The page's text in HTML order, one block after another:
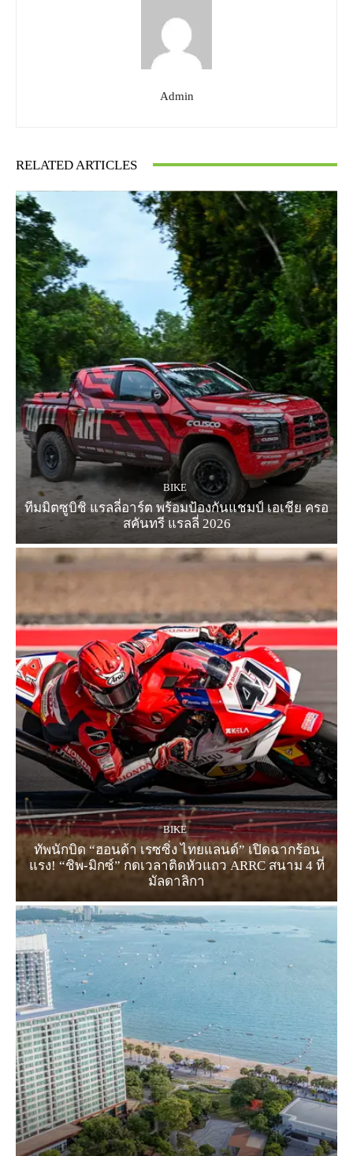
Admin
RELATED ARTICLES
BIKE
ทีมมิตซูบิชิ แรลลี่อาร์ต พร้อมป้องกันแชมป์ เอเชีย ครอ
สคันทรี แรลลี่ 2026
BIKE
ทัพนักบิด “ฮอนด้า เรซซิ่ง ไทยแลนด์” เปิดฉากร้อน
แรง! “ชิพ-มิกซ์” กดเวลาติดหัวแถว ARRC สนาม 4 ที่
มัลดาลิกา